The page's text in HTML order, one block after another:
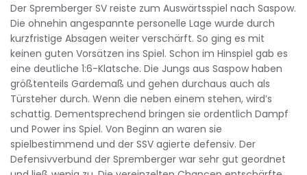
Der Spremberger SV reiste zum Auswärtsspiel nach Saspow.
Die ohnehin angespannte personelle Lage wurde durch
kurzfristige Absagen weiter verschärft. So ging es mit
keinen guten Vorsätzen ins Spiel. Schon im Hinspiel gab es
eine deutliche 1:6-Klatsche. Die Jungs aus Saspow haben
größtenteils Gardemaß und gehen durchaus auch als
Türsteher durch. Wenn die neben einem stehen, wird’s
schattig. Dementsprechend bringen sie ordentlich Dampf
und Power ins Spiel. Von Beginn an waren sie
spielbestimmend und der SSV agierte defensiv. Der
Defensivverbund der Spremberger war sehr gut geordnet